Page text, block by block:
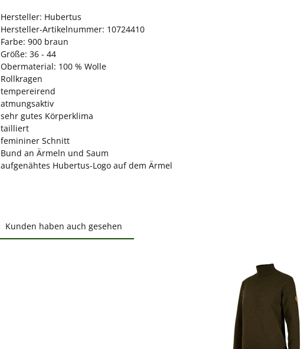
Hersteller: Hubertus
Hersteller-Artikelnummer: 10724410
Farbe: 900 braun
Größe: 36 - 44
Obermaterial: 100 % Wolle
Rollkragen
tempereirend
atmungsaktiv
sehr gutes Körperklima
tailliert
femininer Schnitt
Bund an Ärmeln und Saum
aufgenähtes Hubertus-Logo auf dem Ärmel
Kunden haben auch gesehen